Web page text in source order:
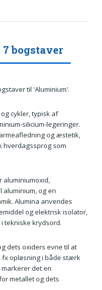
bogstaver
til 'Aluminium'.
cykler, typisk af
silicium-legeringer.
og æstetik,
hverdagssprog som
aluminiumoxid,
og en
Alumina anvendes
og elektrisk isolator,
tekniske krydsord.
dets oxiders evne til at
fx opløsning i både stærk
det en
metallet og dets